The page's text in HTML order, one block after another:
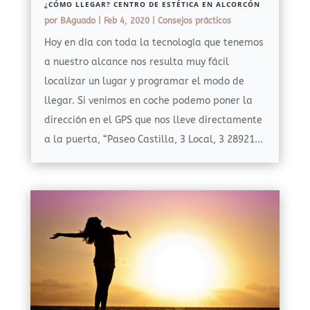
¿CÓMO LLEGAR? CENTRO DE ESTÉTICA EN ALCORCÓN
por BAguado| Feb 4, 2020| Consejos prácticos
Hoy en día con toda la tecnología que tenemos
a nuestro alcance nos resulta muy fácil
localizar un lugar y programar el modo de
llegar. Si venimos en coche podemo poner la
dirección en el GPS que nos lleve directamente
a la puerta, “Paseo Castilla, 3 Local, 3 28921...